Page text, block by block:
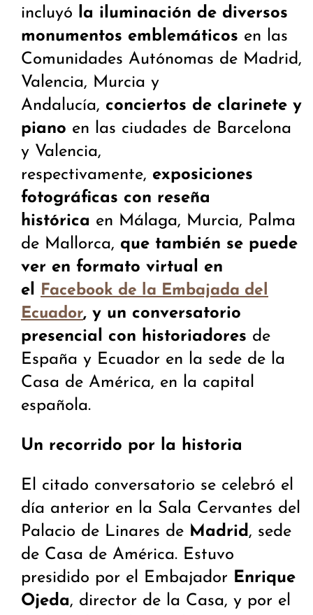
incluyó la iluminación de diversos
monumentos emblemáticos en las
Comunidades Autónomas de Madrid,
Valencia, Murcia y
Andalucía, conciertos de clarinete y
piano en las ciudades de Barcelona
y Valencia,
respectivamente, exposiciones
fotográficas con reseña
histórica en Málaga, Murcia, Palma
de Mallorca, que también se puede
ver en formato virtual en
el Facebook de la Embajada del
Ecuador, y un conversatorio
presencial con historiadores de
España y Ecuador en la sede de la
Casa de América, en la capital
española.
Un recorrido por la historia
El citado conversatorio se celebró el
día anterior en la Sala Cervantes del
Palacio de Linares de Madrid, sede
de Casa de América. Estuvo
presidido por el Embajador Enrique
Ojeda, director de la Casa, y por el